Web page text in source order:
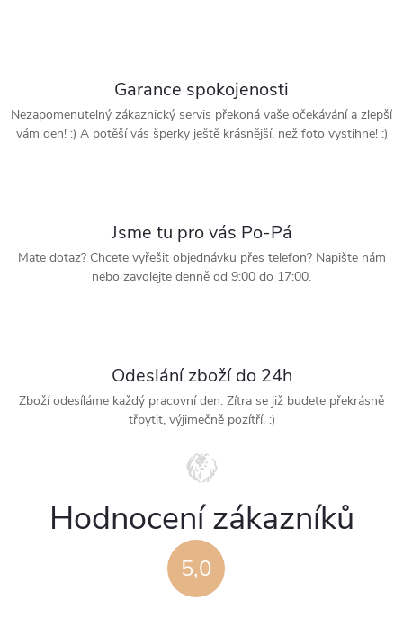
í
p
k
p
Garance spokojenosti
Nezapomenutelný zákaznický servis překoná vaše očekávání a zlepší
vám den! :) A potěší vás šperky ještě krásnější, než foto vystihne! :)
Jsme tu pro vás Po-Pá
Mate dotaz? Chcete vyřešit objednávku přes telefon? Napište nám
nebo zavolejte denně od 9:00 do 17:00.
Odeslání zboží do 24h
Zboží odesíláme každý pracovní den. Zítra se již budete překrásně
třpytit, výjimečně pozítří. :)
5,0
Hodnocení zákazníků